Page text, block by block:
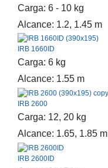
Carga: 6 - 10 kg
Alcance: 1.2, 1.45 m
IRB 1660ID
Carga: 6 kg
Alcance: 1.55 m
IRB 2600
Carga: 12, 20 kg
Alcance: 1.65, 1.85 m
IRB 2600ID